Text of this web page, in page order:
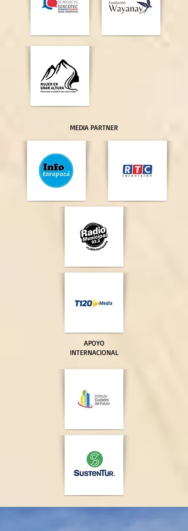
MEDIA PARTNER
APOYO
INTERNACIONAL